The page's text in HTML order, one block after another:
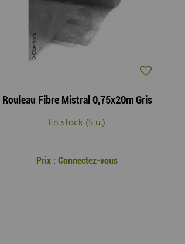
Rouleau Fibre Mistral 0,75x20m Gris
En stock (5 u.)
Prix : Connectez-vous